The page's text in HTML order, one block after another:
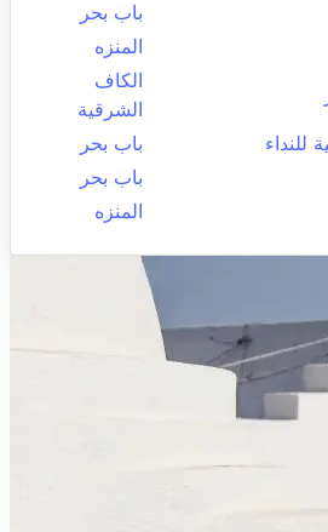
باب بحر
المنزه
الكاف
الشرقية
باب بحر
باب بحر
المنزه